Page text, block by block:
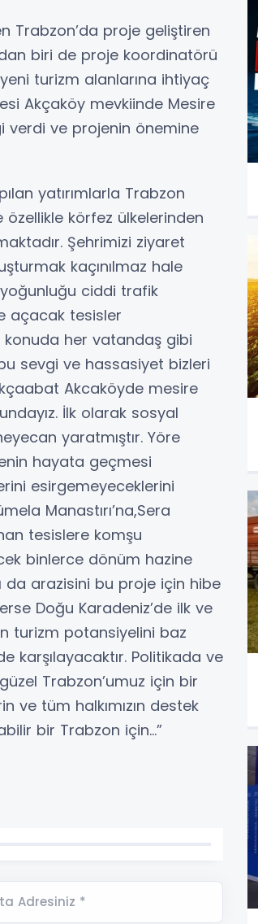
Trabzon’da proje geliştiren
biri de proje koordinatörü
turizm alanlarına ihtiyaç
Akçaköy mevkiinde Mesire
verdi ve projenin önemine
yatırımlarla Trabzon
körfez ülkelerinden
Şehrimizi ziyaret
kaçınılmaz hale
yoğunluğu ciddi trafik
açacak tesisler
konuda her vatandaş gibi
sevgi ve hassasiyet bizleri
Akcaköyde mesire
İlk olarak sosyal
yaratmıştır. Yöre
hayata geçmesi
esirgemeyeceklerini
Manastırı’na,Sera
tesislere komşu
binlerce dönüm hazine
da arazisini bu proje için hibe
Doğu Karadeniz’de ilk ve
turizm potansiyelini baz
karşılayacaktır. Politikada ve
Trabzon’umuz için bir
ve tüm halkımızın destek
bir Trabzon için...”
Adresiniz *